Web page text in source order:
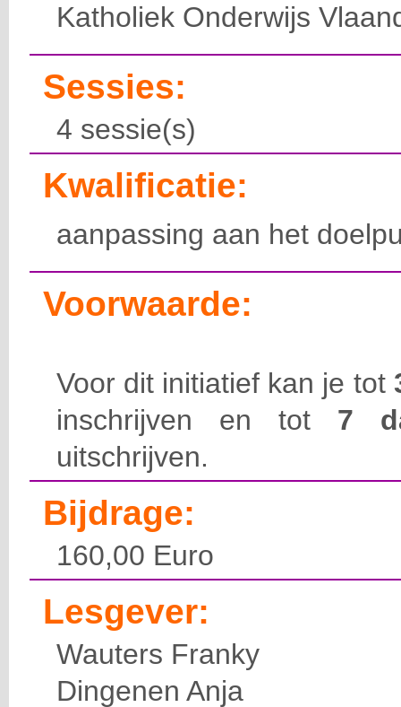
Katholiek Onderwijs
Sessies:
4 sessie(s)
Kwalificatie:
aanpassing aan het
Voorwaarde:
Voor dit initiatief kan je tot
inschrijven en tot 7
uitschrijven.
Bijdrage:
160,00 Euro
Lesgever:
Wauters Franky
Dingenen Anja